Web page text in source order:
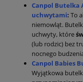
Canpol Butelka
uchwytami: To
niemowląt.
uchwyty, które
(lub rodzic) bez
nocnego
Canpol Babies
Wyjątkowa